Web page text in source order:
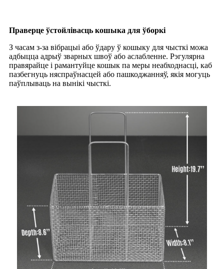
Праверце ўстойлівасць кошыка для ўборкі
З часам з-за вібрацыі або ўдару ў кошыку для чысткі можа
адбыцца адрыў зварных швоў або аслабленне. Рэгулярна
правярайце і рамантуйце кошык па меры неабходнасці, каб
пазбегнуць няспраўнасцей або пашкоджанняў, якія могуць
паўплываць на вынікі чысткі.